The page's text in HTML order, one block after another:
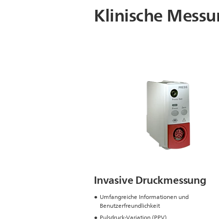
Klinische
Invasive Druckmessung
Umfangreiche Informationen und
Benutzerfreundlichkeit